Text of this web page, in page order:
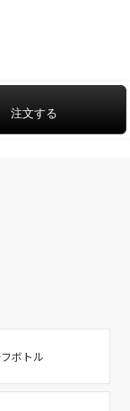
フボトル